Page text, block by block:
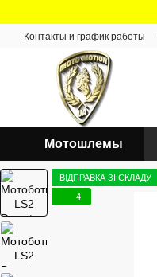
Контакты и график работы
Мотошлемы
ВІДПРАВКА ЗІ СКЛАДУ
4